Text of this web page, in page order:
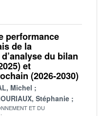
performance
de la
du bilan
et
(2026-2030)
Michel
Stéphanie
ET DU